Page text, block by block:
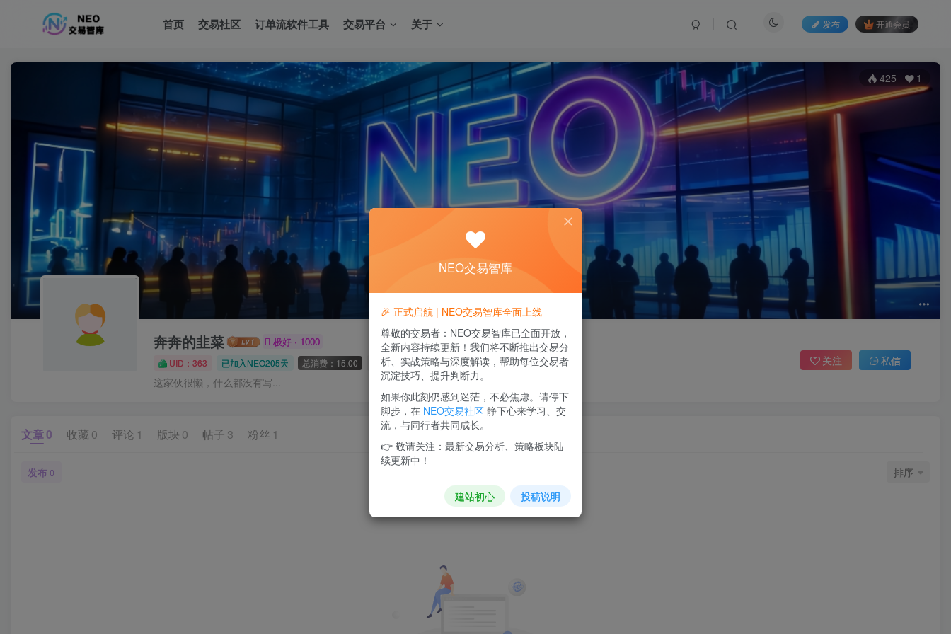
首页 交易社区 订单流软件工具 交易平台 关于 发布 开通会员
425 1
奔奔的韭菜 极好 · 1000
UID：363 已加入NEO205天 总消费：15.00 1枚徽章 四川
这家伙很懒，什么都没有写...
关注 私信
文章0 收藏 0 评论 1 版块 0 帖子 3 粉丝 1
发布0 排序
NEO交易智库
🎉 正式启航 | NEO交易智库全面上线
尊敬的交易者：NEO交易智库已全面开放，
全新内容持续更新！我们将不断推出交易分
析、实战策略与深度解读，帮助每位交易者
沉淀技巧、提升判断力。
如果你此刻仍感到迷茫，不必焦虑。请停下
脚步，在 NEO交易社区 静下心来学习、交
流，与同行者共同成长。
👉 敬请关注：最新交易分析、策略板块陆
续更新中！
建站初心 投稿说明